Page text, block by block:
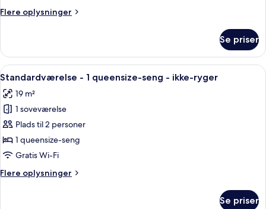
(2
Flere oplysninger
Flere
-
ikke-
ryger
beds)
Se priser
Indlæs
alle
billeder
af
Standardværelse
-
1
seng
Et hotelværelse med en stor seng,
6
Standardværelse - 1 queensize-seng - ikke-ryger
19 m²
1 soveværelse
Plads til 2 personer
1 queensize-seng
Gratis Wi-Fi
Flere oplysninger
Flere
Se priser